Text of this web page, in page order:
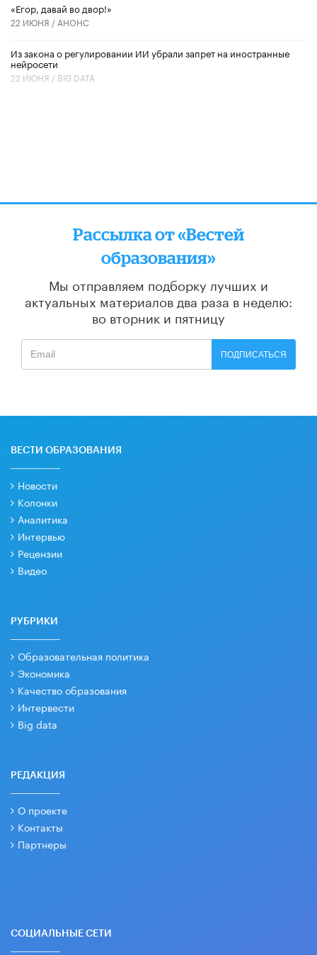
«Егор, давай во двор!»
22 ИЮНЯ / АНОНС
Из закона о регулировании ИИ убрали запрет на иностранные
нейросети
22 ИЮНЯ / BIG DATA
Рассылка от «Вестей
образования»
Мы отправляем подборку лучших и
актуальных материалов два раза в неделю:
во вторник и пятницу
ПОДПИСАТЬСЯ
ВЕСТИ ОБРАЗОВАНИЯ
Новости
Колонки
Аналитика
Интервью
Рецензии
Видео
РУБРИКИ
Образовательная политика
Экономика
Качество образования
Интервести
Big data
РЕДАКЦИЯ
О проекте
Контакты
Партнеры
СОЦИАЛЬНЫЕ СЕТИ